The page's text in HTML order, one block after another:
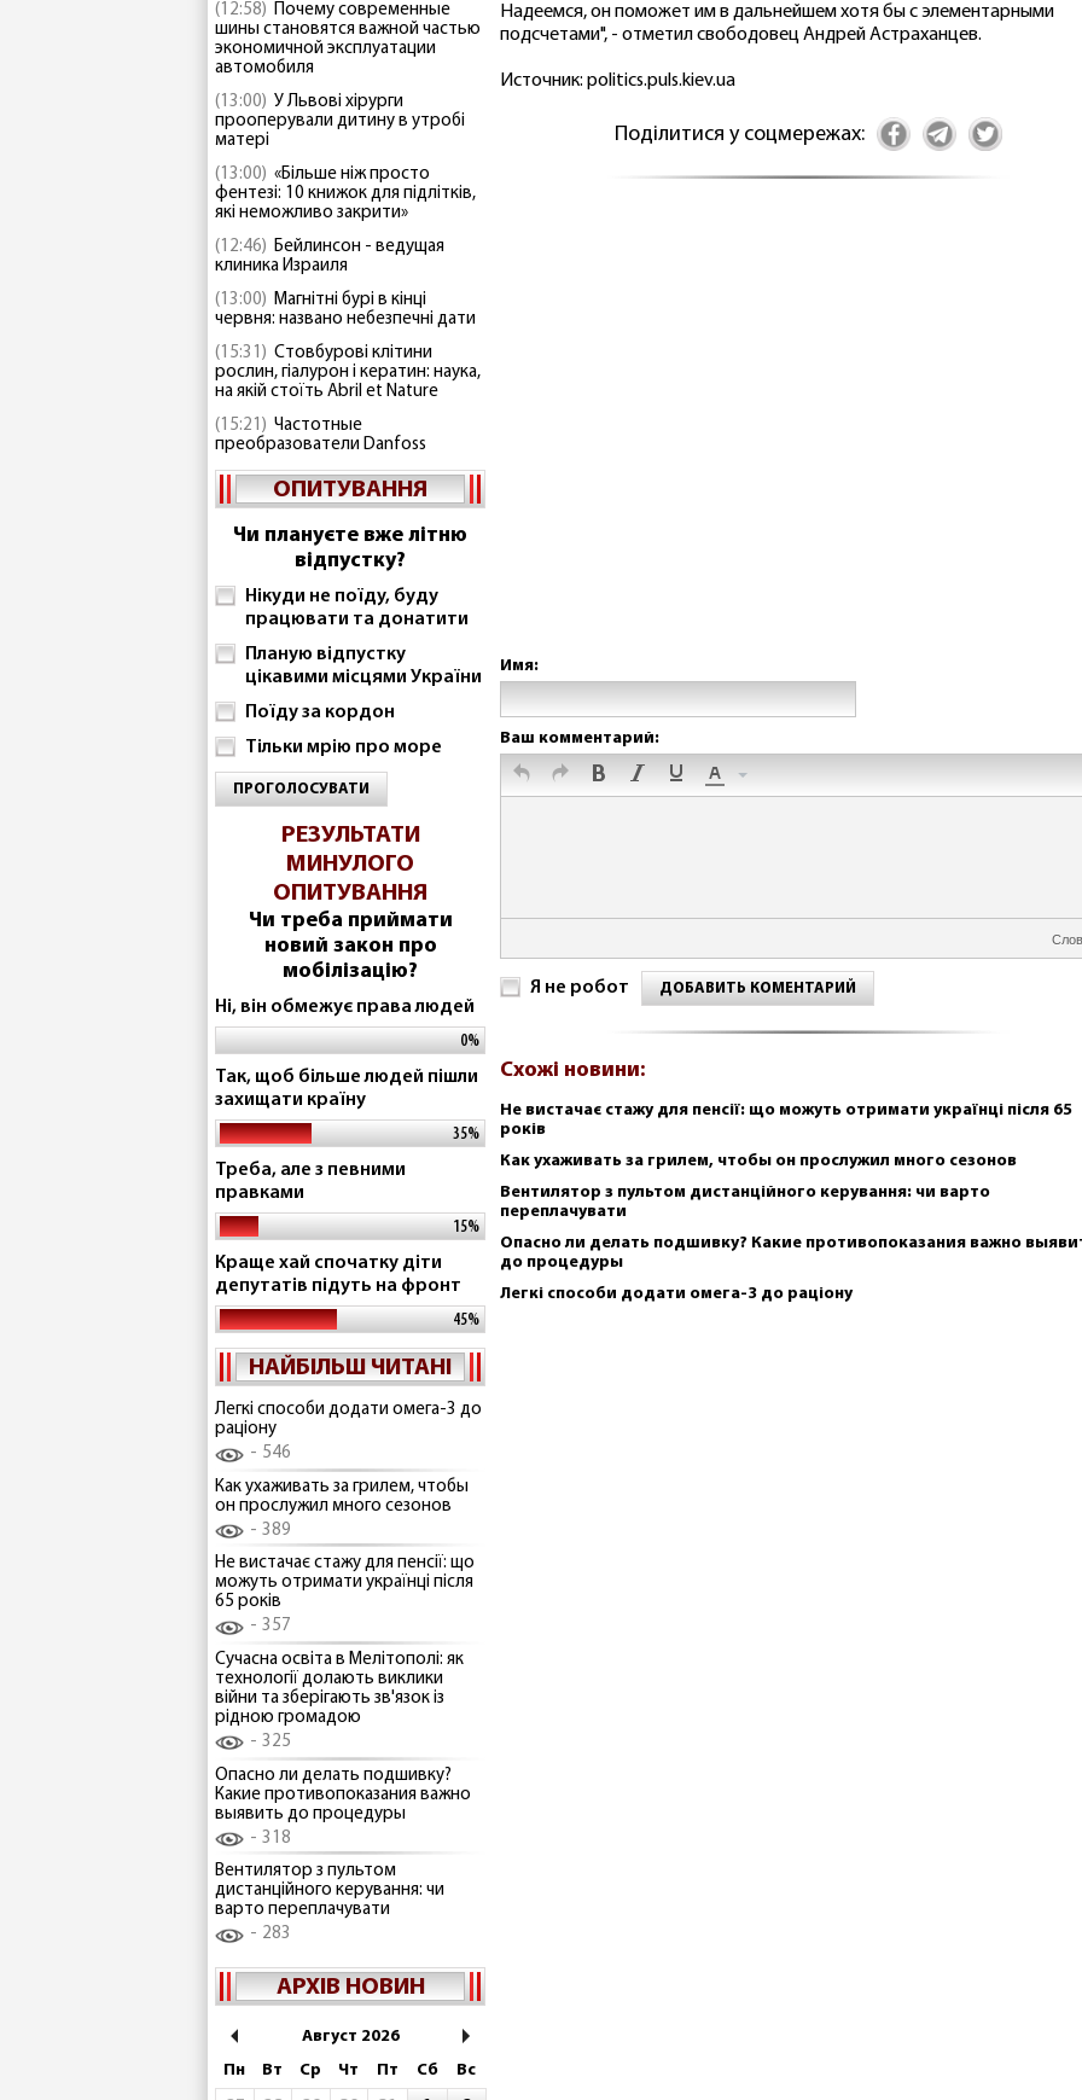
(12:58) Почему современные
шины становятся важной частью
экономичной эксплуатации
автомобиля
(13:00) У Львові хірурги
прооперували дитину в утробі
матері
(13:00) «Більше ніж просто
фентезі: 10 книжок для підлітків,
які неможливо закрити»
(12:46) Бейлинсон - ведущая
клиника Израиля
(13:00) Магнітні бурі в кінці
червня: названо небезпечні дати
(15:31) Стовбурові клітини
рослин, гіалурон і кератин: наука,
на якій стоїть Abril et Nature
(15:21) Частотные
преобразователи Danfoss
ОПИТУВАННЯ
Чи плануєте вже літню
відпустку?
Нікуди не поїду, буду
працювати та донатити
Планую відпустку
цікавими місцями України
Поїду за кордон
Тільки мрію про море
ПРОГОЛОСУВАТИ
РЕЗУЛЬТАТИ
МИНУЛОГО
ОПИТУВАННЯ
Чи треба приймати
новий закон про
мобілізацію?
Ні, він обмежує права людей
0%
Так, щоб більше людей пішли
захищати країну
35%
Треба, але з певними
правками
15%
Краще хай спочатку діти
депутатів підуть на фронт
45%
НАЙБІЛЬШ ЧИТАНІ
Легкі способи додати омега-3 до
раціону
546
Как ухаживать за грилем, чтобы
он прослужил много сезонов
389
Не вистачає стажу для пенсії: що
можуть отримати українці після
65 років
357
Сучасна освіта в Мелітополі: як
технології долають виклики
війни та зберігають зв'язок із
рідною громадою
325
Опасно ли делать подшивку?
Какие противопоказания важно
выявить до процедуры
318
Вентилятор з пультом
дистанційного керування: чи
варто переплачувати
283
АРХІВ НОВИН
Август 2026
Пн
Вт Ср Чт Пт Сб
Вс
Надеемся, он поможет им в дальнейшем хотя бы с элементарными
подсчетами", - отметил свободовец Андрей Астраханцев.
Источник: politics.puls.kiev.ua
Поділитися у соцмережах:
Имя:
Ваш комментарий:
Я не робот ДОБАВИТЬ КОМЕНТАРИЙ
Схожі новини:
Не вистачає стажу для пенсії: що можуть отримати українці після 65
років
Как ухаживать за грилем, чтобы он прослужил много сезонов
Вентилятор з пультом дистанційного керування: чи варто
переплачувати
Опасно ли делать подшивку? Какие противопоказания важно
до процедуры
Легкі способи додати омега-3 до раціону